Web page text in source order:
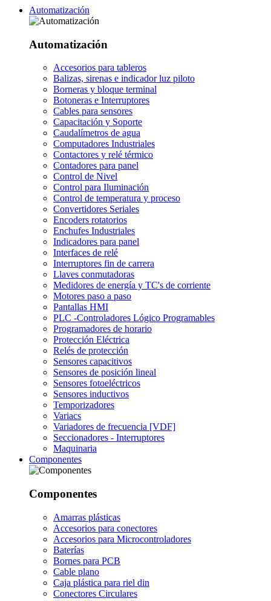
Automatización
Automatización
Accesorios para tableros
Balizas, sirenas e indicador luz piloto
Borneras y bloque terminal
Botoneras e Interruptores
Cables para sensores
Capacitación y Soporte
Caudalímetros de agua
Computadores Industriales
Contactores y relé térmico
Contadores para panel
Control de Nivel
Control para Iluminación
Control de temperatura y proceso
Convertidores Seriales
Encoders rotatorios
Enchufes Industriales
Indicadores para panel
Interfaces de relé
Interruptores fin de carrera
Llaves conmutadoras
Medidores de energía y TC's de corriente
Motores paso a paso
Pantallas HMI
PLC -Controladores Lógico Programables
Programadores de horario
Protección Eléctrica
Relés de protección
Sensores capacitivos
Sensores de posición lineal
Sensores fotoeléctricos
Sensores inductivos
Temporizadores
Variacs
Variadores de frecuencia [VDF]
Seccionadores - Interruptores
Maquinaria
Componentes
Componentes
Amarras plásticas
Accesorios para conectores
Accesorios para Microcontroladores
Baterías
Bornes para PCB
Cable plano
Caja plástica para riel din
Conectores Circulares